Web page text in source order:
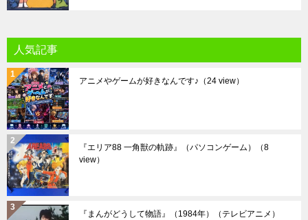
人気記事
アニメやゲームが好きなんです♪ （24 view）
『エリア88 一角獣の軌跡』（パソコンゲーム）
（8
view）
『まんがどうして物語』（1984年）（テレビアニメ）